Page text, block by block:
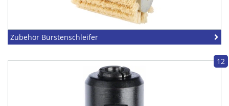
Zubehör Bürstenschleifer
12